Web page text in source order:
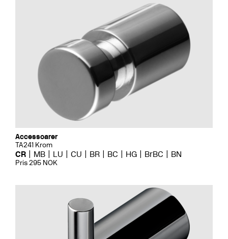
Accessoarer
TA241 Krom
CR MB LU CU BR BC HG BrBC BN
Pris 295 NOK